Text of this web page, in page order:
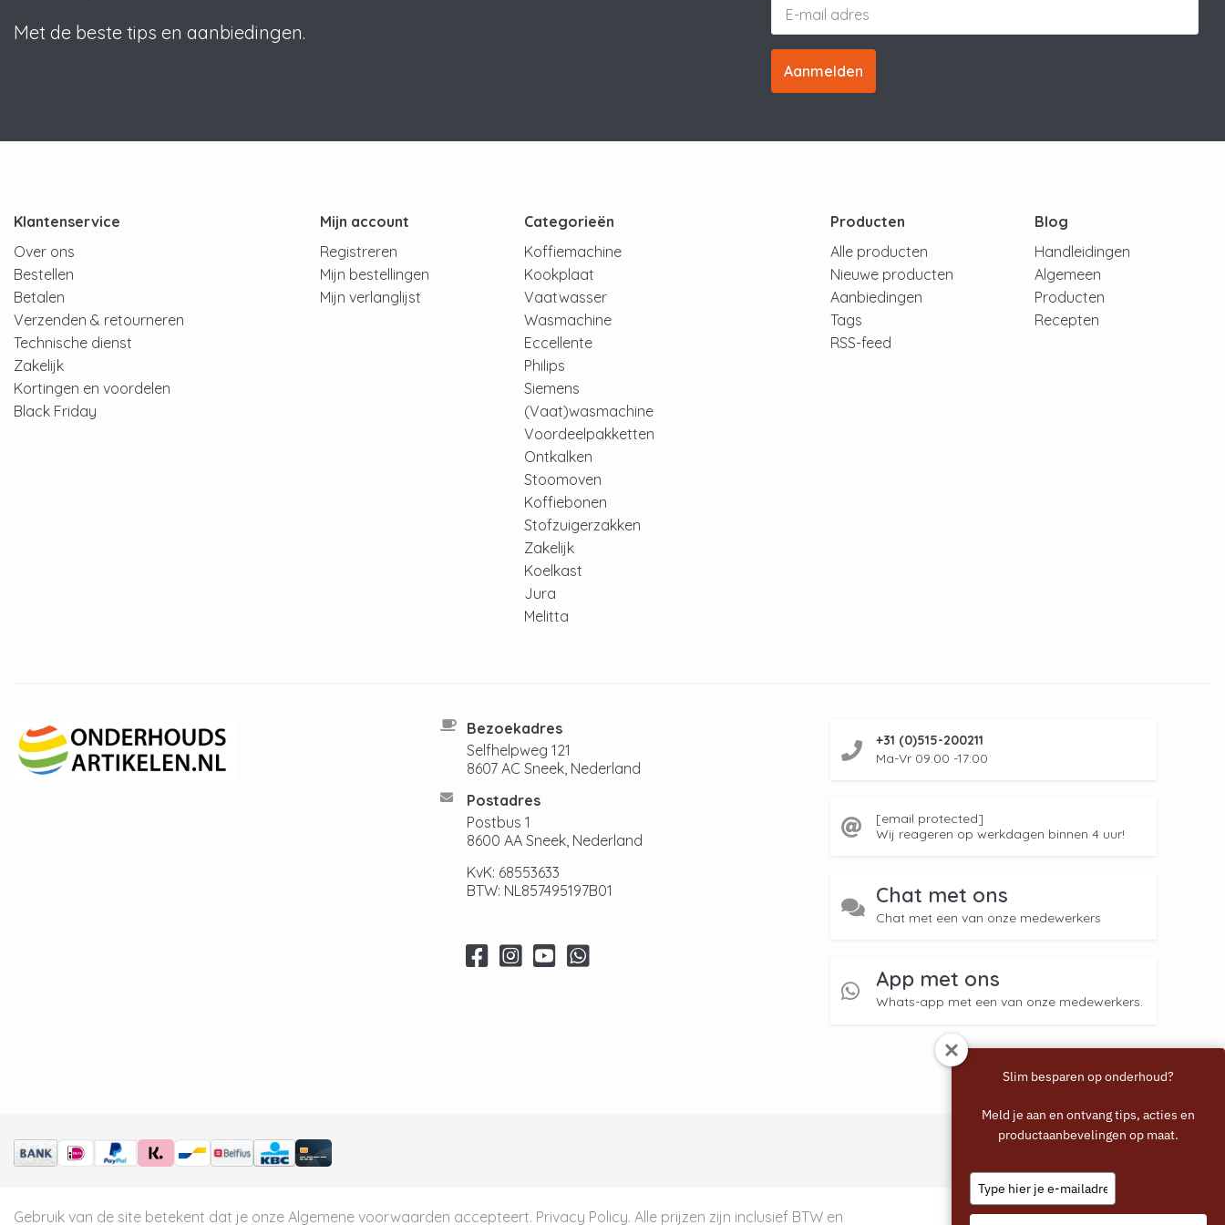
Met de beste tips en aanbiedingen.
Aanmelden
Klantenservice
Over ons
Bestellen
Betalen
Verzenden & retourneren
Technische dienst
Zakelijk
Kortingen en voordelen
Black Friday
Mijn account
Registreren
Mijn bestellingen
Mijn verlanglijst
Categorieën
Koffiemachine
Kookplaat
Vaatwasser
Wasmachine
Eccellente
Philips
Siemens
(Vaat)wasmachine
Voordeelpakketten
Ontkalken
Stoomoven
Koffiebonen
Stofzuigerzakken
Zakelijk
Koelkast
Jura
Melitta
Producten
Alle producten
Nieuwe producten
Aanbiedingen
Tags
RSS-feed
Blog
Handleidingen
Algemeen
Producten
Recepten
Bezoekadres
Selfhelpweg 121
8607 AC Sneek, Nederland
Postadres
Postbus 1
8600 AA Sneek, Nederland
KvK: 68553633
BTW: NL857495197B01
+31 (0)515-200211
Ma-Vr 09:00 -17:00
[email protected]
Wij reageren op werkdagen binnen 4 uur!
Chat met ons
Chat met een van onze medewerkers
App met ons
Whats-app met een van onze medewerkers.
Gebruik van de site betekent dat je onze Algemene voorwaarden accepteert. Privacy Policy. Alle prijzen zijn inclusief BTW en
Slim besparen op onderhoud?
Meld je aan en ontvang tips, acties en
productaanbevelingen op maat.
your
email